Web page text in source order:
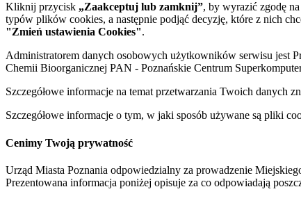
Kliknij przycisk „Zaakceptuj lub zamknij”, by wyrazić zgodę
typów plików cookies, a następnie podjąć decyzję, które z nich
"Zmień ustawienia Cookies".
Administratorem danych osobowych użytkowników serwisu jest
Chemii Bioorganicznej PAN - Poznańskie Centrum
Szczegółowe informacje na temat przetwarzania Twoich danych
Szczegółowe informacje o tym, w jaki sposób używane są pliki
Cenimy Twoją prywatność
Urząd Miasta Poznania odpowiedzialny za prowadzenie
Prezentowana informacja poniżej opisuje za co odpowiadają